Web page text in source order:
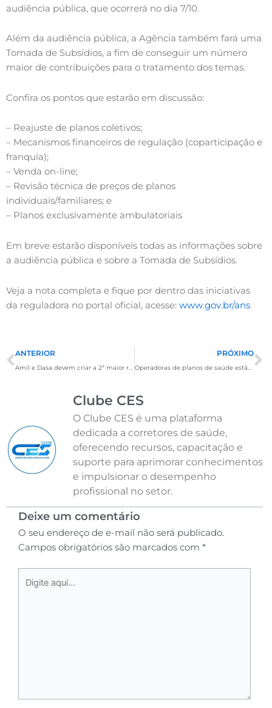
audiência pública, que ocorrerá no dia 7/10.
Além da audiência pública, a Agência também fará uma
Tomada de Subsídios, a fim de conseguir um número
maior de contribuições para o tratamento dos temas.
Confira os pontos que estarão em discussão:
– Reajuste de planos coletivos;
– Mecanismos financeiros de regulação (coparticipação e
franquia);
– Venda on-line;
– Revisão técnica de preços de planos
individuais/familiares; e
– Planos exclusivamente ambulatoriais
Em breve estarão disponíveis todas as informações sobre
a audiência pública e sobre a Tomada de Subsídios.
Veja a nota completa e fique por dentro das iniciativas
da reguladora no portal oficial, acesse: www.gov.br/ans
ANTERIOR
Amil e Dasa devem criar a 2ª maior rede de hospitais do Brasil
PRÓXIMO
Operadoras de planos de saúde estão apertando o cerco aos fraudadores
Clube CES
O Clube CES é uma plataforma
dedicada a corretores de saúde,
oferecendo recursos, capacitação e
suporte para aprimorar conhecimentos
e impulsionar o desempenho
profissional no setor.
Deixe um comentário
O seu endereço de e-mail não será publicado.
Campos obrigatórios são marcados com *
aqui...